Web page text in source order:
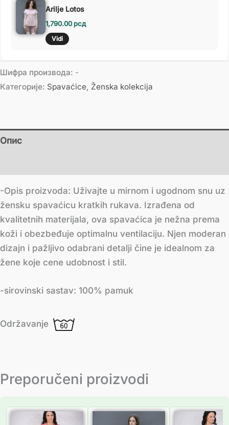
Arilje Lotos
1,790.00рсд
Vidi
Шифра производа: -
Категорије: Spavaćice, Ženska kolekcija
Опис
-Opis proizvoda: Uživajte u mirnom i ugodnom snu uz
žensku spavaćicu kratkih rukava. Izrađena od
kvalitetnih materijala, ova spavaćica je nežna prema
koži i obezbeđuje optimalnu ventilaciju. Njen moderan
dizajn i pažljivo odabrani detalji čine je idealnom za
žene koje cene udobnost i stil.
-sirovinski sastav: 100% pamuk
Održavanje
Preporučeni proizvodi